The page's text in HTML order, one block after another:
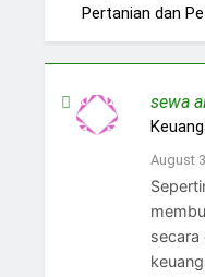
Pertanian dan
sewa
August
secara